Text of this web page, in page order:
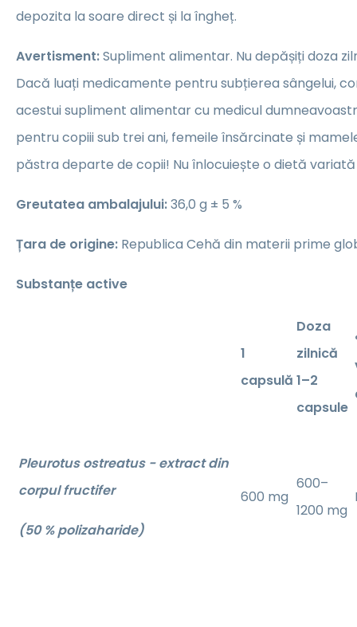
depozita la soare direct și la îngheț.
Avertisment:Supliment alimentar. Nu depășiți doza
Dacă luați medicamente pentru subțierea sângelui,
acestui supliment alimentar cu medicul
pentru copiii sub trei ani, femeile însărcinate și
păstra departe de copii! Nu înlocuiește o dietă
Greutatea ambalajului:36,0 g ± 5 %
Țara de origine: Republica Cehă din materii prime
Substanțe active
1
capsulă
Doza
zilnică
1–2
capsule
Pleurotus ostreatus - extract din
corpul fructifer
(50 % polizaharide)
600 mg
600–
1200 mg